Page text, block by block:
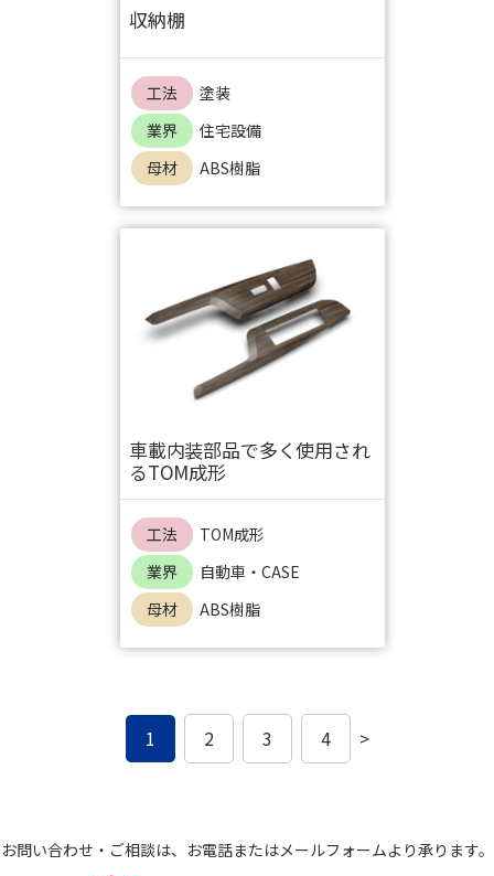
収納棚
工法
塗装
業界
住宅設備
母材
ABS樹脂
車載内装部品で多く使用され
るTOM成形
工法
TOM成形
業界
自動車・CASE
母材
ABS樹脂
1 2 3 4 >
お問い合わせ・ご相談は、お電話またはメールフォームより承ります。